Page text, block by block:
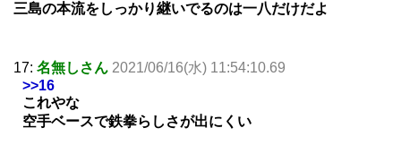
三島の本流をしっかり継いでるのは一八だけだよ
17: 名無しさん 2021/06/16(水) 11:54:10.69
>>16
これやな
空手ベースで鉄拳らしさが出にくい